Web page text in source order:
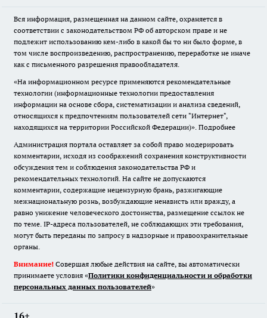
Вся информация, размещенная на данном сайте, охраняется в
соответствии с законодательством РФ об авторском праве и не
подлежит использованию кем-либо в какой бы то ни было форме, в
том числе воспроизведению, распространению, переработке не иначе
как с письменного разрешения правообладателя.
«На информационном ресурсе применяются рекомендательные
технологии (информационные технологии предоставления
информации на основе сбора, систематизации и анализа сведений,
относящихся к предпочтениям пользователей сети "Интернет",
находящихся на территории Российской Федерации)». Подробнее
Администрация портала оставляет за собой право модерировать
комментарии, исходя из соображений сохранения конструктивности
обсуждения тем и соблюдения законодательства РФ и
рекомендательных технологий. На сайте не допускаются
комментарии, содержащие нецензурную брань, разжигающие
межнациональную рознь, возбуждающие ненависть или вражду, а
равно унижение человеческого достоинства, размещение ссылок не
по теме. IP-адреса пользователей, не соблюдающих эти требования,
могут быть переданы по запросу в надзорные и правоохранительные
органы.
Внимание! Совершая любые действия на сайте, вы автоматически
принимаете условия «Политики конфиденциальности и обработки
персональных данных пользователей»
16+